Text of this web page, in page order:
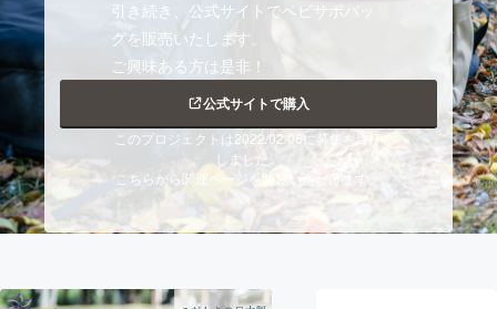
ビジネス・起業 チャレンジ
まちづくり・地域活性化
CAMPFIRE for Social GoodCAMPFIRE Creation
CAMPFIREふるさと納税
machi-ya コミュニティ
引き続き、公式サイトでベビサポバッ
グを販売いたします。
ご興味ある方は是非！
公式サイトで購入
このプロジェクトは2022/02/06に募集を終了
しました。
こちらから関連ページを閲覧いただけます。